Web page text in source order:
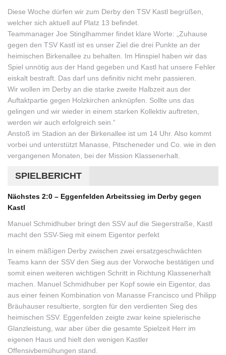
Diese Woche dürfen wir zum Derby den TSV Kastl begrüßen,
welcher sich aktuell auf Platz 13 befindet.
Teammanager Joe Stinglhammer findet klare Worte: „Zuhause
gegen den TSV Kastl ist es unser Ziel die drei Punkte an der
heimischen Birkenallee zu behalten. Im Hinspiel haben wir das
Spiel unnötig aus der Hand gegeben und Kastl hat unsere Fehler
eiskalt bestraft. Das darf uns definitiv nicht mehr passieren.
Wir wollen im Derby an die starke zweite Halbzeit aus der
Auftaktpartie gegen Holzkirchen anknüpfen. Sollte uns das
gelingen und wir wieder in einem starken Kollektiv auftreten,
werden wir auch erfolgreich sein.“
Anstoß im Stadion an der Birkenallee ist um 14 Uhr. Also kommt
vorbei und unterstützt Manasse, Pitscheneder und Co. wie in den
vergangenen Monaten, bei der Mission Klassenerhalt.
SPIELBERICHT
Nächstes 2:0 – Eggenfelden Arbeitssieg im Derby gegen
Kastl
Manuel Schmidhuber bringt den SSV auf die Siegerstraße, Kastl
macht den SSV-Sieg mit einem Eigentor perfekt
In einem mäßigen Derby zwischen zwei ersatzgeschwächten
Teams kann der SSV den Sieg aus der Vorwoche bestätigen und
somit einen weiteren wichtigen Schritt in Richtung Klassenerhalt
machen. Manuel Schmidhuber per Kopf sowie ein Eigentor, das
aus einer feinen Kombination von Manasse Francisco und Philipp
Bräuhauser resultierte, sorgten für den verdienten Sieg des
heimischen SSV. Eggenfelden zeigte zwar keine spielerische
Glanzleistung, war aber über die gesamte Spielzeit Herr im
eigenen Haus und hielt den wenigen Kastler
Offensivbemühungen stand.